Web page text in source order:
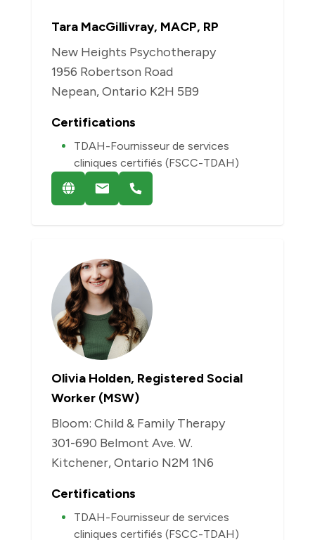
Tara MacGillivray, MACP, RP
New Heights Psychotherapy
1956 Robertson Road
Nepean, Ontario K2H 5B9
Certifications
TDAH-Fournisseur de services
cliniques certifiés (FSCC-TDAH)
Olivia Holden, Registered Social
Worker (MSW)
Bloom: Child & Family Therapy
301-690 Belmont Ave. W.
Kitchener, Ontario N2M 1N6
Certifications
TDAH-Fournisseur de services
cliniques certifiés (FSCC-TDAH)